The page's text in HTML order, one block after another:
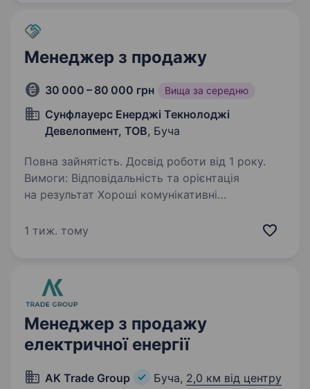
Менеджер з продажу
30 000 – 80 000 грн Вища за середню
Сунфлауерс Енерджі Текнолоджі
Девелопмент, ТОВ, Буча
Повна зайнятість. Досвід роботи від 1 року.
Вимоги: Відповідальність та орієнтація
на результат Хороші комунікативні
з ПК та соціальними мережами Досвід роботи
1 тиж. тому
Менеджер з продажу
електричної енергії
AK Trade Group Буча, 2,0 км від центру